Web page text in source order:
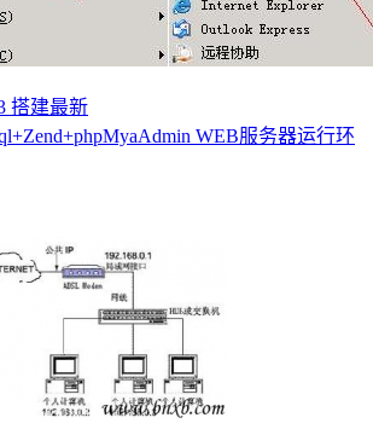
搭建最新
WEB服务器运行环